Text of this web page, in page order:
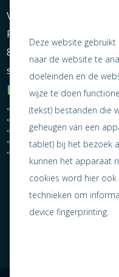
Vereniging
Postbus 464
8600 AL Sneek
Informatie
Ledenoverzicht
Algemene
Privacy statement
Jaarverslag 2025
Deze website
naar de website te
doeleinden en de
wijze te doen
(tekst) bestanden die
geheugen van een
tablet) bij het bezoek
kunnen het apparaat
cookies word hier
technieken om
device fingerprinting.